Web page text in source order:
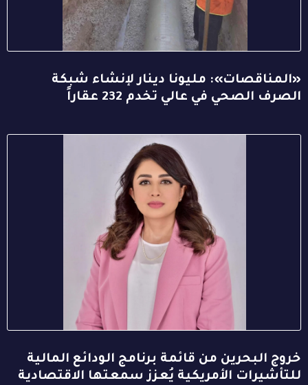
«المناقصات»: مليونا دينار لإنشاء شبكة
الصرف الصحي في عالي تخدم 232 عقاراً
خروج البحرين من قائمة برنامج الودائع المالية
للتأشيرات الأمريكية يُعزز سمعتها الاقتصادية